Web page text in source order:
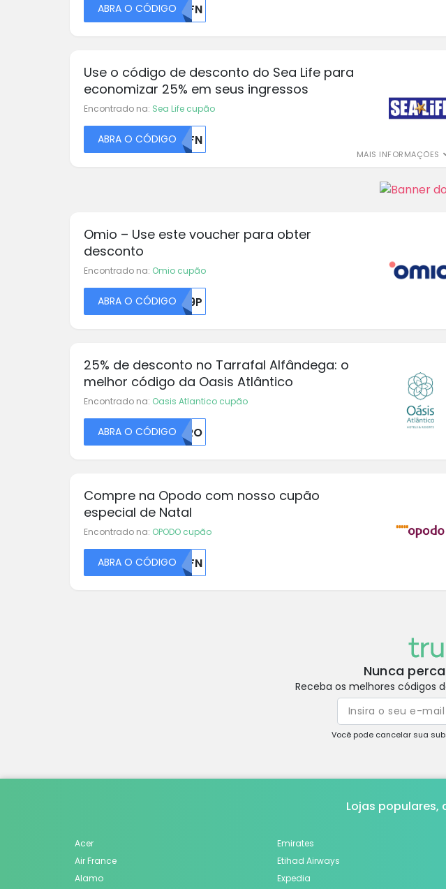
ABRA O CÓDIGOU0FN
Use o código de desconto do Sea Life para
economizar 25% em seus ingressos
Encontrado na: Sea Life cupão
MAIS INFORMAÇÕES
ABRA O CÓDIGOU0FN
Omio – Use este voucher para obter
desconto
Encontrado na: Omio cupão
ABRA O CÓDIGORE9P
25% de desconto no Tarrafal Alfândega: o
melhor código da Oasis Atlântico
Encontrado na: Oasis Atlantico cupão
ABRA O CÓDIGORVRO
Compre na Opodo com nosso cupão
especial de Natal
Encontrado na: OPODO cupão
ABRA O CÓDIGOU0FN
Nunca
Receba os melhores códigos
Você pode cancelar sua
Lojas populares,
Acer
Air France
Alamo
Emirates
Etihad Airways
Expedia